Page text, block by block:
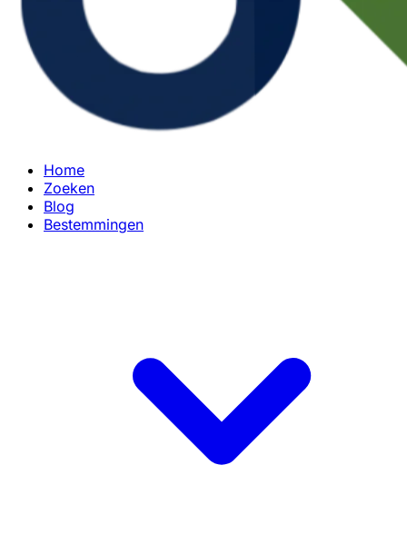
Home
Zoeken
Blog
Bestemmingen